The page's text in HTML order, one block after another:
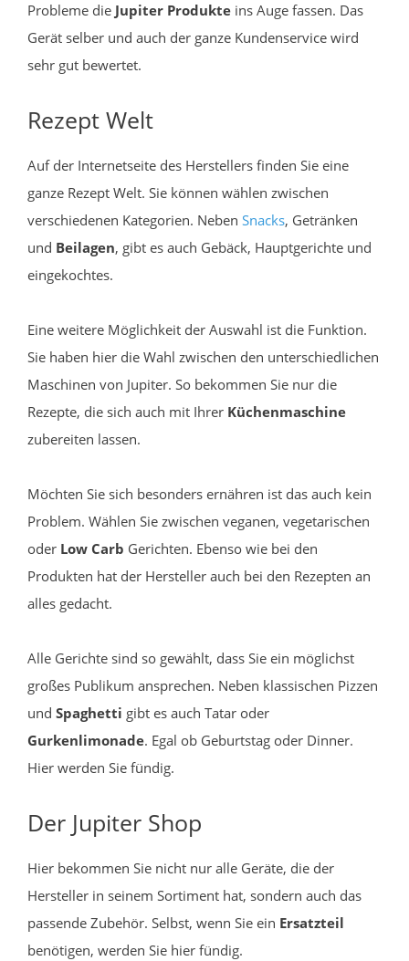
Probleme die Jupiter Produkte ins Auge fassen. Das
Gerät selber und auch der ganze Kundenservice wird
sehr gut bewertet.
Rezept Welt
Auf der Internetseite des Herstellers finden Sie eine
ganze Rezept Welt. Sie können wählen zwischen
verschiedenen Kategorien. Neben Snacks, Getränken
und Beilagen, gibt es auch Gebäck, Hauptgerichte und
eingekochtes.
Eine weitere Möglichkeit der Auswahl ist die Funktion.
Sie haben hier die Wahl zwischen den unterschiedlichen
Maschinen von Jupiter. So bekommen Sie nur die
Rezepte, die sich auch mit Ihrer Küchenmaschine
zubereiten lassen.
Möchten Sie sich besonders ernähren ist das auch kein
Problem. Wählen Sie zwischen veganen, vegetarischen
oder Low Carb Gerichten. Ebenso wie bei den
Produkten hat der Hersteller auch bei den Rezepten an
alles gedacht.
Alle Gerichte sind so gewählt, dass Sie ein möglichst
großes Publikum ansprechen. Neben klassischen Pizzen
und Spaghetti gibt es auch Tatar oder
Gurkenlimonade. Egal ob Geburtstag oder Dinner.
Hier werden Sie fündig.
Der Jupiter Shop
Hier bekommen Sie nicht nur alle Geräte, die der
Hersteller in seinem Sortiment hat, sondern auch das
passende Zubehör. Selbst, wenn Sie ein Ersatzteil
benötigen, werden Sie hier fündig.